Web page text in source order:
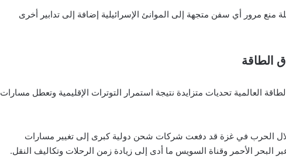
مرور أي سفن متجهة إلى الموانئ الإسرائيلية إضافة إلى تدابير أخرى
الطاقة
العالمية تحديات متزايدة نتيجة استمرار التوترات الإقليمية وتعطل مسارات
الحرب في غزة قد دفعت شركات شحن دولية كبرى إلى تغيير مسارات
البحر الأحمر وقناة السويس ما أدى إلى زيادة زمن الرحلات وتكاليف النقل.